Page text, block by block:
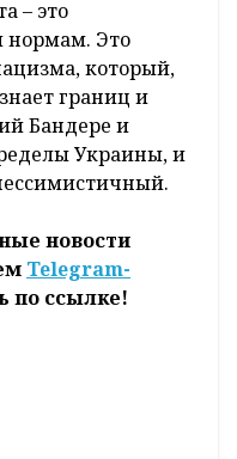
– это
нормам. Это
который,
границ и
Бандере и
Украины, и
новости
Telegram-
по ссылке!